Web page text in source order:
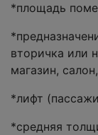
*площадь
вторичка или
магазин,
*лифт
*средняя